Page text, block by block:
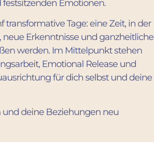
Emotionen.
transformative Tage: eine Zeit, in der
neue Erkenntnisse und ganzheitliche
werden. Im Mittelpunkt stehen
Emotional Release und
für dich selbst und deine
und deine Beziehungen neu